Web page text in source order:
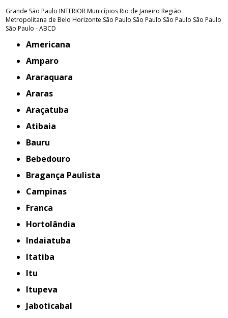
Grande São Paulo INTERIORMunicípios Rio de Janeiro Região
Metropolitana de Belo Horizonte São Paulo São Paulo São Paulo São Paulo
São Paulo - ABCD
Americana
Amparo
Araraquara
Araras
Araçatuba
Atibaia
Bauru
Bebedouro
Bragança Paulista
Campinas
Franca
Hortolândia
Indaiatuba
Itatiba
Itu
Itupeva
Jaboticabal